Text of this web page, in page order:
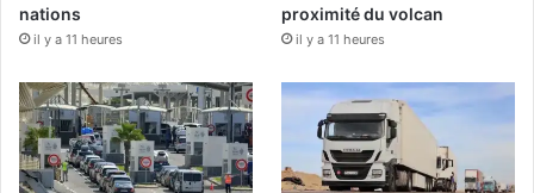
nations
il y a 11 heures
proximité du volcan
il y a 11 heures